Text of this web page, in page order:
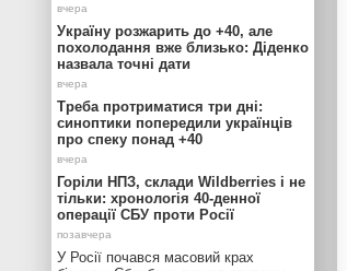
Україну розжарить до +40, але
похолодання вже близько: Діденко
назвала точні дати
Треба протриматися три дні:
синоптики попередили українців
про спеку понад +40
Горіли НПЗ, склади Wildberries і не
тільки: хронологія 40-денної
операції СБУ проти Росії
У Росії почався масовий крах